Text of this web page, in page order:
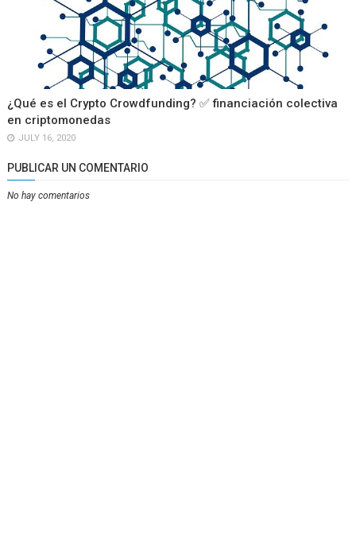
¿Qué es el Crypto Crowdfunding? ✅ financiación colectiva
en criptomonedas
JULY 16, 2020
PUBLICAR UN COMENTARIO
No hay comentarios